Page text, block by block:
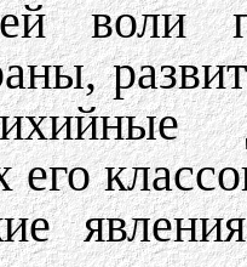
воли